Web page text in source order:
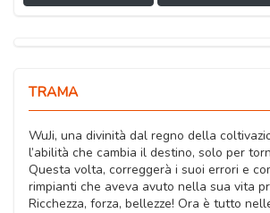
TRAMA
WuJi, una divinità dal regno della
l’abilità che cambia il destino, solo per
Questa volta, correggerà i suoi errori e
rimpianti che aveva avuto nella sua vita
Ricchezza, forza, bellezze! Ora è tutto